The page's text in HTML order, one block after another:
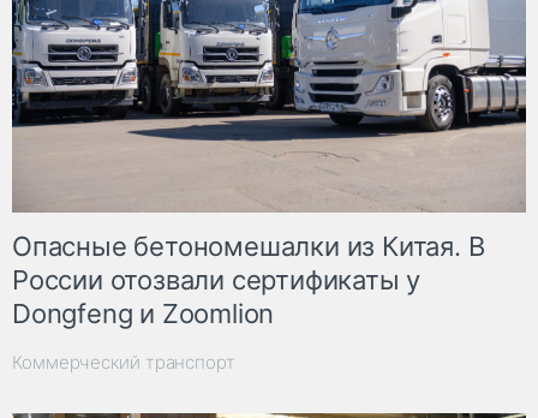
Опасные бетономешалки из Китая. В
России отозвали сертификаты у
Dongfeng и Zoomlion
Коммерческий транспорт